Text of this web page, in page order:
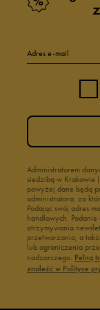
Adres e-mail
Administratorem
siedzibą w Krakowie
powyżej dane będą
administratora, za
Podając swój adres
handlowych.
otrzymywania
przetwarzania, a
lub ograniczenia
nadzorczego. Pełną
znaleźć w Polityce